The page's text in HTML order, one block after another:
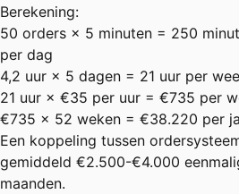
Berekening:
50 orders × 5 minuten = 250
per dag
4,2 uur × 5 dagen = 21 uur per
21 uur × €35 per uur = €735 per
€735 × 52 weken = €38.220 per
Een koppeling tussen
gemiddeld €2.500-€4.000
maanden.